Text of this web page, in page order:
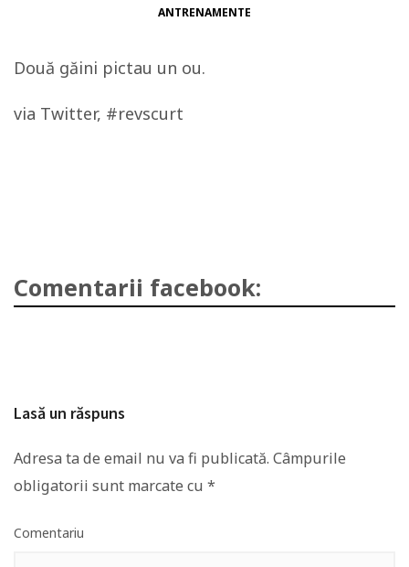
ANTRENAMENTE
Două găini pictau un ou.
via Twitter, #revscurt
Comentarii facebook:
Lasă un răspuns
Adresa ta de email nu va fi publicată. Câmpurile
obligatorii sunt marcate cu *
Comentariu